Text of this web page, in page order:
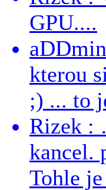
GPU....
kterou
;) ... to
Rizek :
kancel.
Tohle